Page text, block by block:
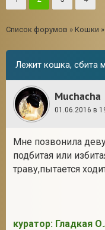
Список форумов » Кошки »
Лежит кошка, cбита
Muchacha
01.06.2016 в
Мне позвонила
подбитая или
траву,пытается
куратор: Гладкая